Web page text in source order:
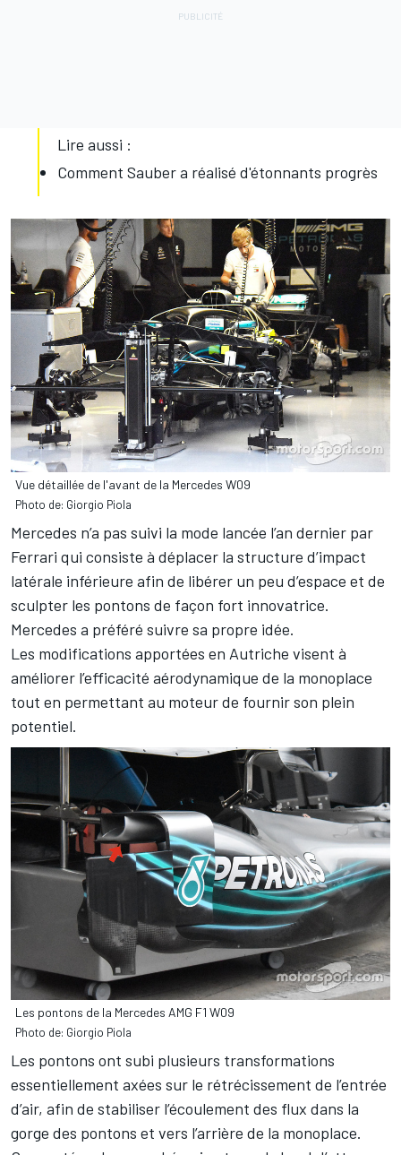
Lire aussi :
Comment Sauber a réalisé d'étonnants progrès
Vue détaillée de l'avant de la Mercedes W09
Photo de: Giorgio Piola
Mercedes n’a pas suivi la mode lancée l’an dernier par
Ferrari qui consiste à déplacer la structure d’impact
latérale inférieure afin de libérer un peu d’espace et de
sculpter les pontons de façon fort innovatrice.
Mercedes a préféré suivre sa propre idée.
Les modifications apportées en Autriche visent à
améliorer l’efficacité aérodynamique de la monoplace
tout en permettant au moteur de fournir son plein
potentiel.
Les pontons de la Mercedes AMG F1 W09
Photo de: Giorgio Piola
Les pontons ont subi plusieurs transformations
essentiellement axées sur le rétrécissement de l’entrée
d’air, afin de stabiliser l’écoulement des flux dans la
gorge des pontons et vers l’arrière de la monoplace.